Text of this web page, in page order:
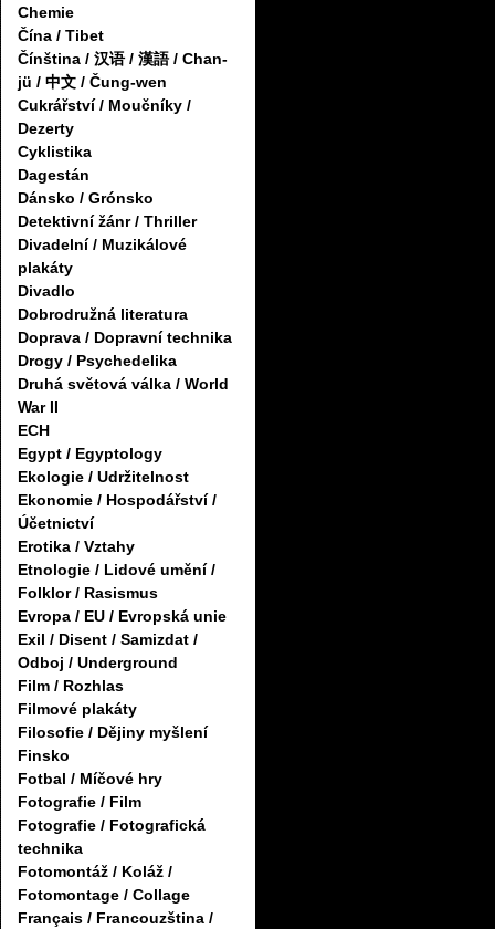
Chemie
Čína / Tibet
Čínština / 汉语 / 漢語 / Chan-
jü / 中文 / Čung-wen
Cukrářství / Moučníky /
Dezerty
Cyklistika
Dagestán
Dánsko / Grónsko
Detektivní žánr / Thriller
Divadelní / Muzikálové
plakáty
Divadlo
Dobrodružná literatura
Doprava / Dopravní technika
Drogy / Psychedelika
Druhá světová válka / World
War II
ECH
Egypt / Egyptology
Ekologie / Udržitelnost
Ekonomie / Hospodářství /
Účetnictví
Erotika / Vztahy
Etnologie / Lidové umění /
Folklor / Rasismus
Evropa / EU / Evropská unie
Exil / Disent / Samizdat /
Odboj / Underground
Film / Rozhlas
Filmové plakáty
Filosofie / Dějiny myšlení
Finsko
Fotbal / Míčové hry
Fotografie / Film
Fotografie / Fotografická
technika
Fotomontáž / Koláž /
Fotomontage / Collage
Français / Francouzština /